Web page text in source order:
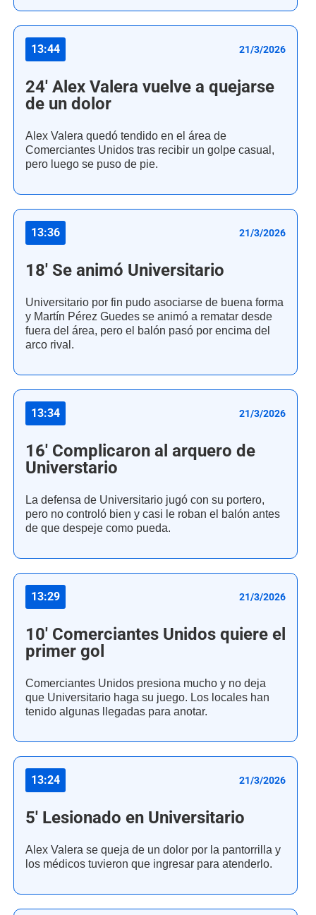
13:44 21/3/2026
24' Alex Valera vuelve a quejarse
de un dolor
Alex Valera quedó tendido en el área de
Comerciantes Unidos tras recibir un golpe casual,
pero luego se puso de pie.
13:36 21/3/2026
18' Se animó Universitario
Universitario por fin pudo asociarse de buena forma
y Martín Pérez Guedes se animó a rematar desde
fuera del área, pero el balón pasó por encima del
arco rival.
13:34 21/3/2026
16' Complicaron al arquero de
Universtario
La defensa de Universitario jugó con su portero,
pero no controló bien y casi le roban el balón antes
de que despeje como pueda.
13:29 21/3/2026
10' Comerciantes Unidos quiere el
primer gol
Comerciantes Unidos presiona mucho y no deja
que Universitario haga su juego. Los locales han
tenido algunas llegadas para anotar.
13:24 21/3/2026
5' Lesionado en Universitario
Alex Valera se queja de un dolor por la pantorrilla y
los médicos tuvieron que ingresar para atenderlo.